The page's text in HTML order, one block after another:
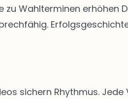
Wahlterminen erhöhen
sichern Rhythmus.